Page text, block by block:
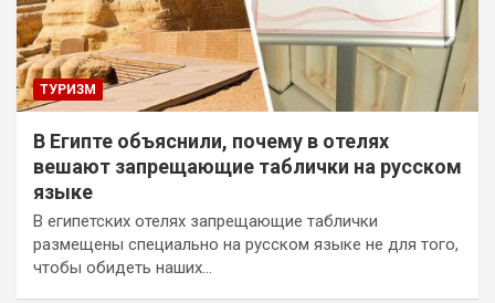
ТУРИЗМ
В Египте объяснили, почему в отелях
вешают запрещающие таблички на русском
языке
В египетских отелях запрещающие таблички
размещены специально на русском языке не для того,
чтобы обидеть наших…